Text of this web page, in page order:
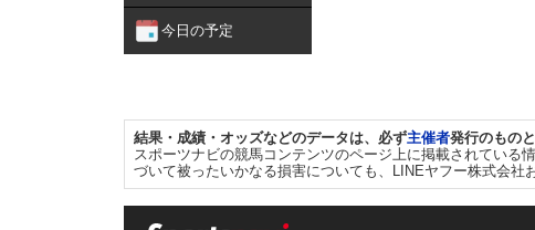
今日の予定
結果・成績・オッズなどのデータは、必ず主催者発行のもの
スポーツナビの競馬コンテンツのページ上に掲載されている
づいて被ったいかなる損害についても、LINEヤフー株式会社